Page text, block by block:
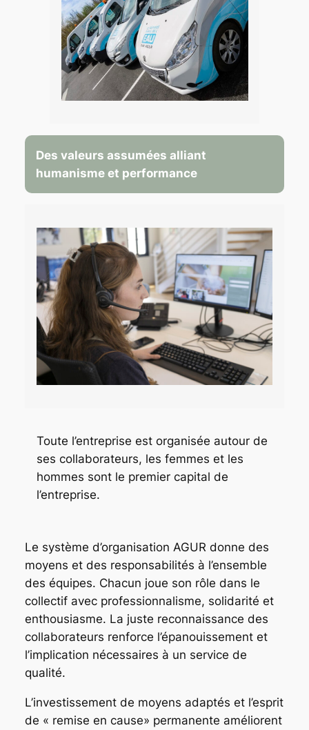
Des valeurs assumées alliant
humanisme et performance
Toute l’entreprise est organisée autour de
ses collaborateurs, les femmes et les
hommes sont le premier capital de
l’entreprise.
Le système d’organisation AGUR donne des
moyens et des responsabilités à l’ensemble
des équipes. Chacun joue son rôle dans le
collectif avec professionnalisme, solidarité et
enthousiasme. La juste reconnaissance des
collaborateurs renforce l’épanouissement et
l’implication nécessaires à un service de
qualité.
L’investissement de moyens adaptés et l’esprit
de « remise en cause» permanente améliorent